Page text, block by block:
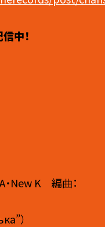
中！
・New K 編曲：
）